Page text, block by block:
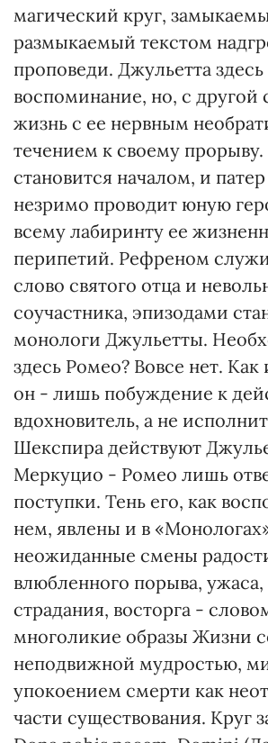
магический круг,
размыкаемый текстом
проповеди. Джульетта здесь
воспоминание, но, с другой
жизнь с ее нервным
течением к своему
становится началом, и
незримо проводит юную
всему лабиринту ее
перипетий. Рефреном
слово святого отца и
соучастника, эпизодами
монологи Джульетты.
здесь Ромео? Вовсе нет.
он - лишь побуждение к
вдохновитель, а не
Шекспира действуют
Меркуцио - Ромео лишь
поступки. Тень его, как
нем, явлены и в
неожиданные смены
влюбленного порыва,
страдания, восторга -
многоликие образы Жизни
неподвижной мудростью,
упокоением смерти как
части существования. Круг